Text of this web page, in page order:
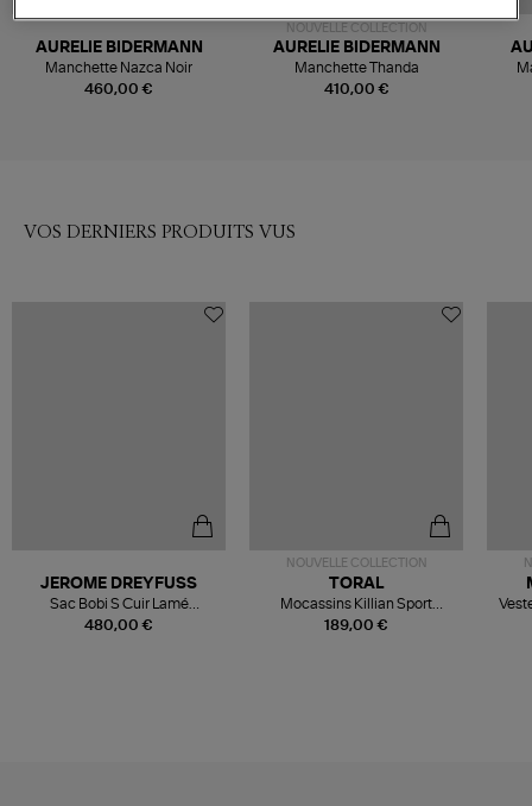
460,00 €
AURELIE BIDERMANN
Manchette Nazca Noir
NOUVELLE COLLECTION
410,00 €
AURELIE BIDERMANN
Manchette Thanda
VOS DERNIERS PRODUITS VUS
480,00 €
JEROME DREYFUSS
Sac Bobi S Cuir Lamé
Champagne
NOUVELLE COLLECTION
189,00 €
TORAL
Mocassins Killian Sport
Mousse